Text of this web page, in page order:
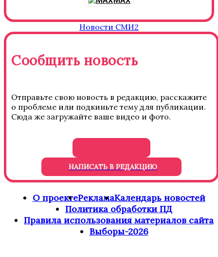
Новости СМИ2
Сообщить новость
Отправьте свою новость в редакцию, расскажите
о проблеме или подкиньте тему для публикации.
Сюда же загружайте ваше видео и фото.
НАПИСАТЬ В РЕДАКЦИЮ
О проектеРекламаКалендарь новостей
Политика обработки ПД
Правила использования материалов сайта
Выборы-2026